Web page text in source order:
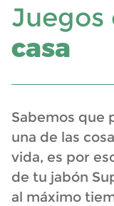
Juegos
casa
Sabemos que
una de las
vida, es por
de tu jabón
al máximo